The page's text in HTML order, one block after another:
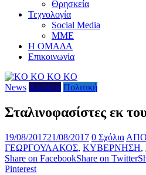
Θρησκεία
Τεχνολογία
Social Media
ΜΜΕ
Η ΟΜΑΔΑ
Επικοινωνία
News Απόψεις Πολιτική
Σταλινοφασίστες εκ
19/08/201721/08/2017 0 Σχόλια
ΓΕΩΡΓΟΥΛΑΚΟΣ, ΚΥΒΕΡΝΗΣΗ,
Share on FacebookShare on Twitter
Pinterest